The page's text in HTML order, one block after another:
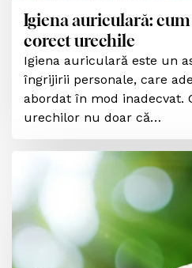
Igiena auriculară:
corect urechile
Igiena auriculară este un
îngrijirii personale, care
abordat în mod inadecvat.
urechilor nu doar că…